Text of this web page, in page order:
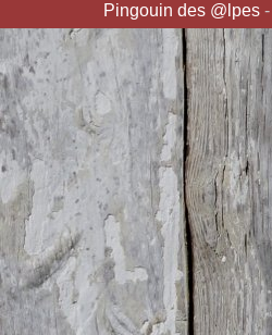
Pingouin des @lpes -